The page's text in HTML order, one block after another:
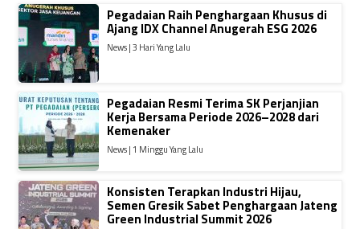
Pegadaian Raih Penghargaan Khusus di
Ajang IDX Channel Anugerah ESG 2026
News | 3 Hari Yang Lalu
Pegadaian Resmi Terima SK Perjanjian
Kerja Bersama Periode 2026–2028 dari
Kemenaker
News | 1 Minggu Yang Lalu
Konsisten Terapkan Industri Hijau,
Semen Gresik Sabet Penghargaan Jateng
Green Industrial Summit 2026